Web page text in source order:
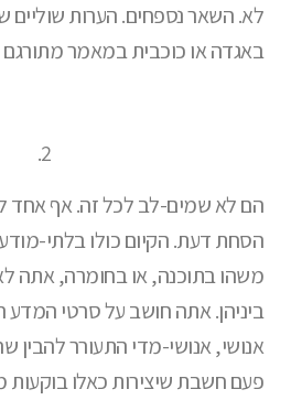
לא. השאר נספחים. הערות שוליים
באגדה או כוכבית במאמר מתורגם
2.
הם לא שמים-לב לכל זה. אף אחד
הסחת דעת. הקיום כולו בלתי-
משהו בתוכנה, או בחומרה, אתה
ביניהן. אתה חושב על סרטי המדע
אנושי, אנושי-מדי התעורר להבין
פעם חשבת שיצירות כאלו בוקעות